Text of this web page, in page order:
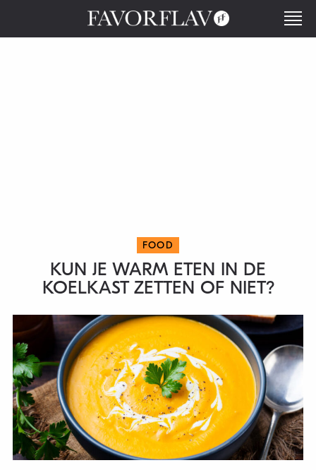
FOOD
KUN JE WARM ETEN IN DE
KOELKAST ZETTEN OF NIET?